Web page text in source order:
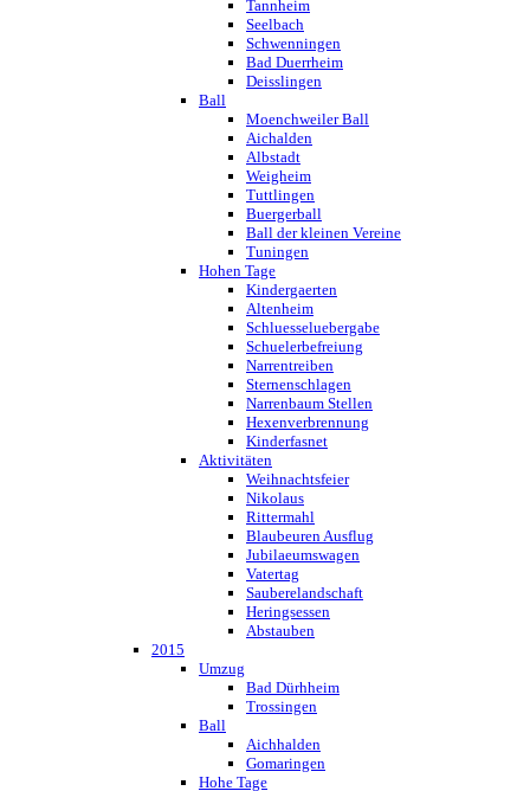
Tannheim
Seelbach
Schwenningen
Bad Duerrheim
Deisslingen
Ball
Moenchweiler Ball
Aichalden
Albstadt
Weigheim
Tuttlingen
Buergerball
Ball der kleinen Vereine
Tuningen
Hohen Tage
Kindergaerten
Altenheim
Schluesseluebergabe
Schuelerbefreiung
Narrentreiben
Sternenschlagen
Narrenbaum Stellen
Hexenverbrennung
Kinderfasnet
Aktivitäten
Weihnachtsfeier
Nikolaus
Rittermahl
Blaubeuren Ausflug
Jubilaeumswagen
Vatertag
Sauberelandschaft
Heringsessen
Abstauben
2015
Umzug
Bad Dürhheim
Trossingen
Ball
Aichhalden
Gomaringen
Hohe Tage